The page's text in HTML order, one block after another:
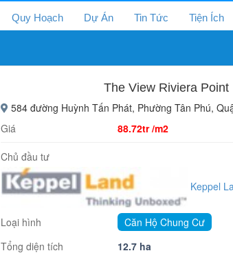
Quy Hoạch Dự Án Tin Tức Tiện Ích
The View Riviera Point
584 đường Huỳnh Tấn Phát, Phường Tân Phú,
Giá
88.72tr /m2
Chủ đầu tư
Keppel
Loại hình
Căn Hộ Chung Cư
Tổng diện tích
12.7 ha